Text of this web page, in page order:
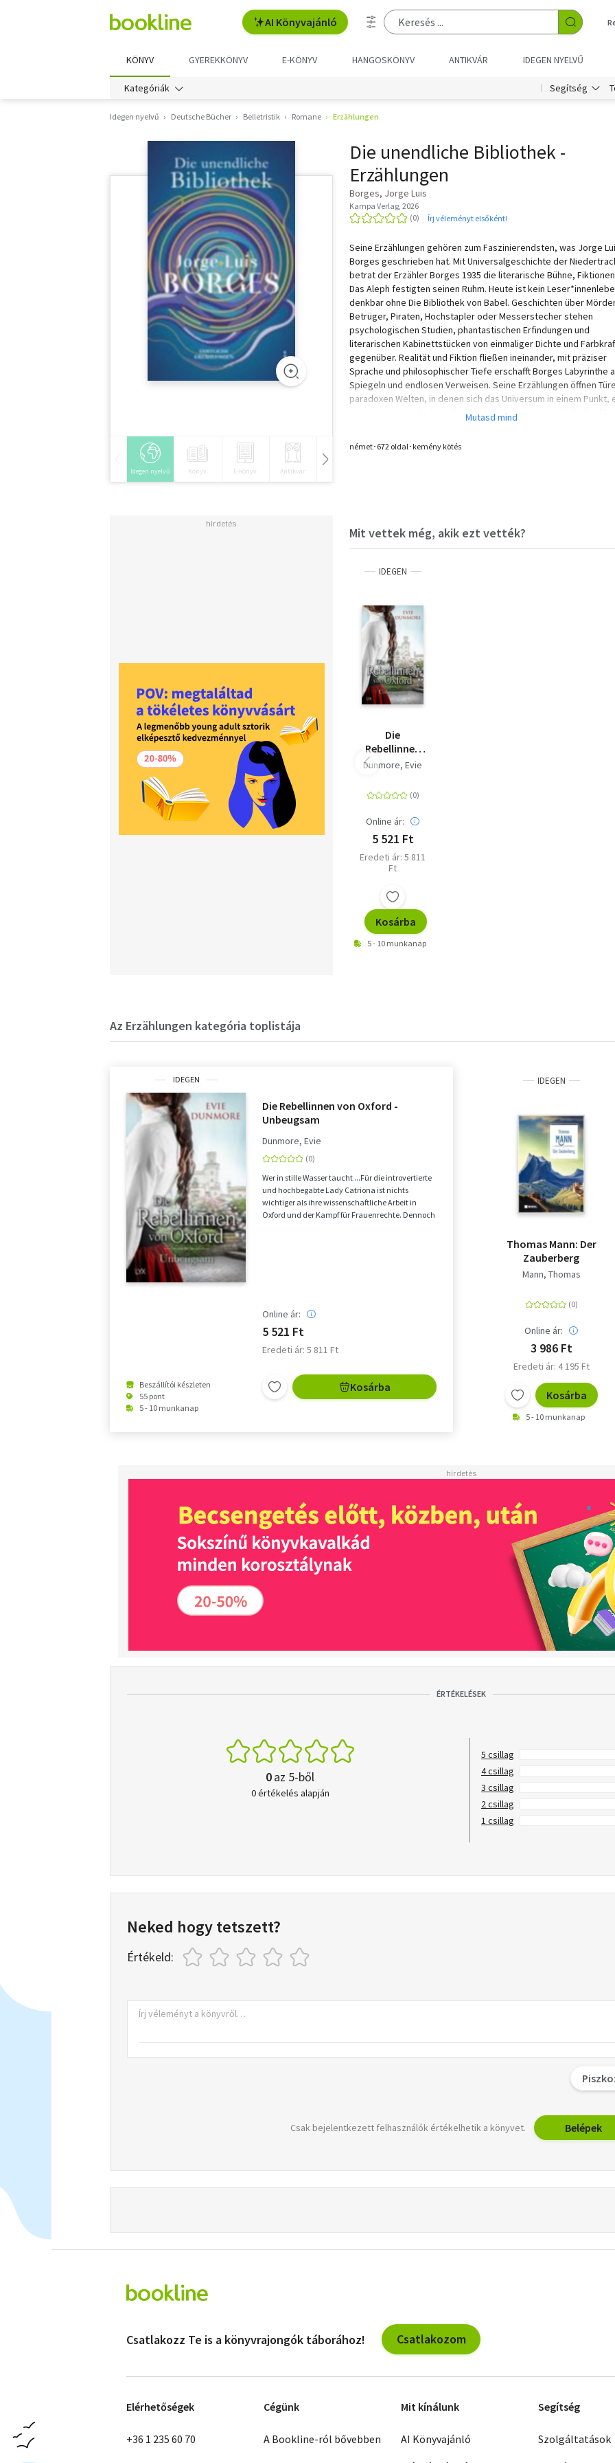
AI Könyvajánló
KÖNYV GYEREKKÖNYV E-KÖNYV HANGOSKÖNYV ANTIKVÁR IDEGEN NYELVŰ
Kategóriák Segítség
Idegen nyelvű Deutsche Bücher Belletristik Romane Erzählungen
Idegen nyelvű Könyv E-könyv Antikvár
Die unendliche Bibliothek -
Erzählungen
Borges, Jorge Luis
Kampa Verlag, 2026
Írj véleményt elsőként!
Seine Erzählungen gehören zum Faszinierendsten, was Jorge
Borges geschrieben hat. Mit Universalgeschichte der
betrat der Erzähler Borges 1935 die literarische Bühne,
Das Aleph festigten seinen Ruhm. Heute ist kein
denkbar ohne Die Bibliothek von Babel. Geschichten über
Betrüger, Piraten, Hochstapler oder Messerstecher stehen
psychologischen Studien, phantastischen Erfindungen und
literarischen Kabinettstücken von einmaliger Dichte und
gegenüber. Realität und Fiktion fließen ineinander, mit präziser
Sprache und philosophischer Tiefe erschafft Borges Labyrinthe
Spiegeln und endlosen Verweisen. Seine Erzählungen öffnen
paradoxen Welten, in denen sich das Universum in einem Punkt,
Leben in einem einzigen Gedanken oder ein ganzes Schicksal in
német･672 oldal･kemény kötés
Mit vettek még, akik ezt vették?
IDEGEN
Die
Rebellinnen
von Oxford -
Dunmore, Evie
Online ár:
5 521 Ft
Eredeti ár: 5 811
Ft
Kosárba
5 - 10 munkanap
Az Erzählungen kategória toplistája
IDEGEN
Beszállítói készleten
55 pont
5 - 10 munkanap
Die Rebellinnen von Oxford -
Unbeugsam
Dunmore, Evie
Wer in stille Wasser taucht ...Für die introvertierte
und hochbegabte Lady Catriona ist nichts
wichtiger als ihre wissenschaftliche Arbeit in
Oxford und der Kampf für Frauenrechte. Dennoch
Online ár:
5 521 Ft
Eredeti ár: 5 811 Ft
Kosárba
IDEGEN
Thomas Mann: Der
Zauberberg
Mann, Thomas
Online ár:
3 986 Ft
Eredeti ár: 4 195 Ft
Kosárba
5 - 10 munkanap
ÉRTÉKELÉSEK
0az 5-ből
0 értékelés alapján
5 csillag
4 csillag
3 csillag
2 csillag
1 csillag
Neked hogy tetszett?
Értékeld:
Csak bejelentkezett felhasználók értékelhetik a könyvet. Belépek
Csatlakozz Te is a könyvrajongók táborához! Csatlakozom
Elérhetőségek
+36 1 235 60 70
Cégünk
A Bookline-ról bővebben
Mit kínálunk
AI Könyvajánló
Segítség
Szolgáltatások